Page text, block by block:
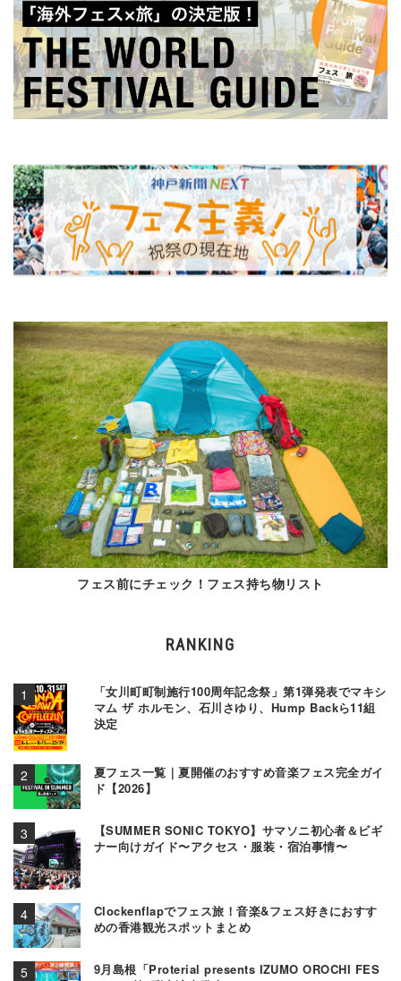
フェス前にチェック！フェス持ち物リスト
RANKING
「女川町町制施行100周年記念祭」第1弾発表でマキシ
マム ザ ホルモン、石川さゆり、Hump Backら11組
決定
夏フェス一覧｜夏開催のおすすめ音楽フェス完全ガイ
ド【2026】
【SUMMER SONIC TOKYO】サマソニ初心者＆ビギ
ナー向けガイド〜アクセス・服装・宿泊事情〜
Clockenflapでフェス旅！音楽&フェス好きにおすす
めの香港観光スポットまとめ
9月島根「Proterial presents IZUMO OROCHI FES